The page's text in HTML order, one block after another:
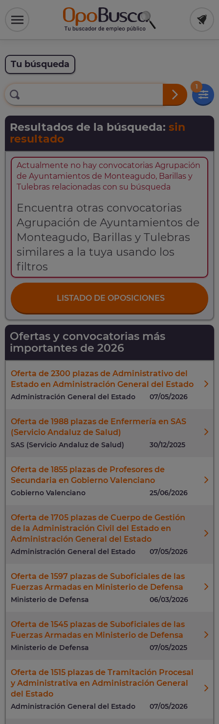
Tu búsqueda
1
Resultados de la búsqueda: sin
resultado
Actualmente no hay convocatorias Agrupación
de Ayuntamientos de Monteagudo, Barillas y
Tulebras relacionadas con su búsqueda
Encuentra otras convocatorias
Agrupación de Ayuntamientos de
Monteagudo, Barillas y Tulebras
similares a la tuya usando los
filtros
LISTADO DE OPOSICIONES
Ofertas y convocatorias más
importantes de 2026
Oferta de 2300 plazas de Administrativo del
Estado en Administración General del Estado
Administración General del Estado 07/05/2026
Oferta de 1988 plazas de Enfermería en SAS
(Servicio Andaluz de Salud)
SAS (Servicio Andaluz de Salud) 30/12/2025
Oferta de 1855 plazas de Profesores de
Secundaria en Gobierno Valenciano
Gobierno Valenciano 25/06/2026
Oferta de 1705 plazas de Cuerpo de Gestión
de la Administración Civil del Estado en
Administración General del Estado
Administración General del Estado 07/05/2026
Oferta de 1597 plazas de Suboficiales de las
Fuerzas Armadas en Ministerio de Defensa
Ministerio de Defensa 06/03/2026
Oferta de 1545 plazas de Suboficiales de las
Fuerzas Armadas en Ministerio de Defensa
Ministerio de Defensa 07/05/2025
Oferta de 1515 plazas de Tramitación Procesal
y Administrativa en Administración General
del Estado
Administración General del Estado 07/05/2026